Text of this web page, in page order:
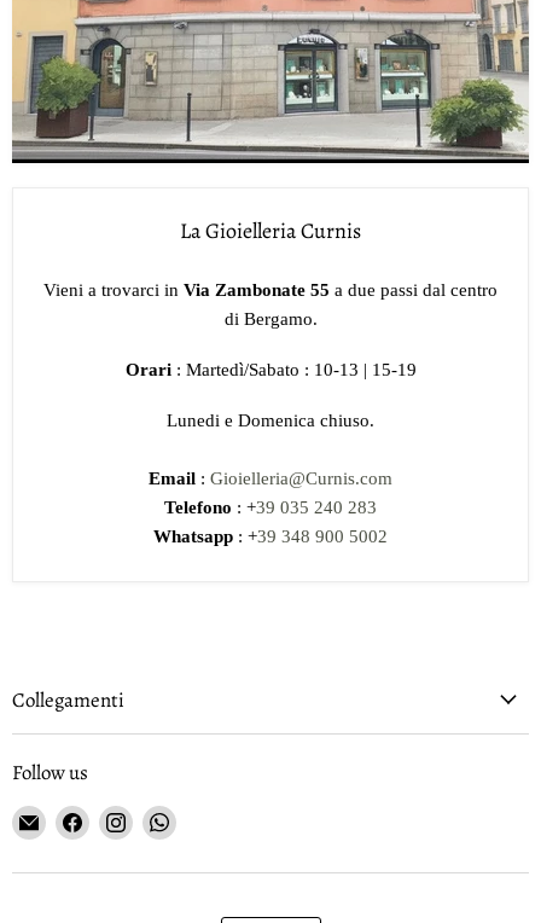
La Gioielleria Curnis
Vieni a trovarci in Via Zambonate 55 a due passi dal centro
di Bergamo.
Orari : Martedì/Sabato : 10-13 | 15-19
Lunedi e Domenica chiuso.
Email : Gioielleria@Curnis.com
Telefono : +39 035 240 283
Whatsapp : +39 348 900 5002
Collegamenti
Follow us
Email
Gioielleria
Curnis
Find
on
Find
on
Find
on